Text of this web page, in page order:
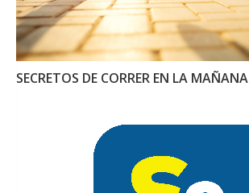
SECRETOS DE CORRER EN LA MAÑANA